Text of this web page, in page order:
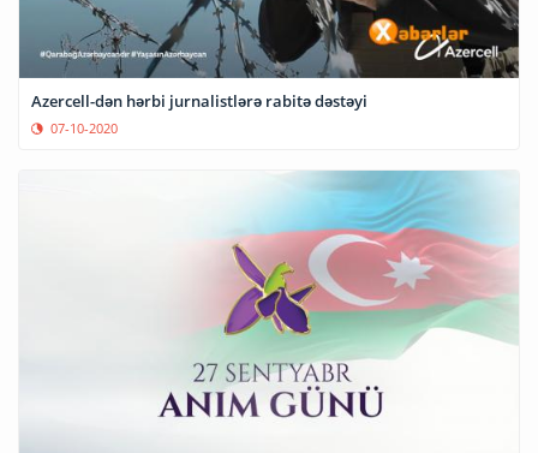
Azercell-dən hərbi jurnalistlərə rabitə dəstəyi
07-10-2020